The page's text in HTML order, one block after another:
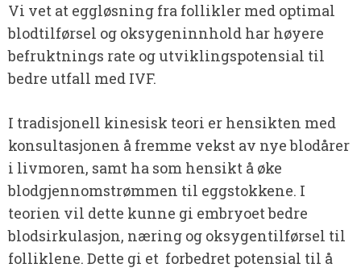
Vi vet at eggløsning fra follikler med optimal
blodtilførsel og oksygeninnhold har høyere
befruktnings rate og utviklingspotensial til
bedre utfall med IVF.
I tradisjonell kinesisk teori er hensikten med
konsultasjonen å fremme vekst av nye blodårer
i livmoren, samt ha som hensikt å øke
blodgjennomstrømmen til eggstokkene. I
teorien vil dette kunne gi embryoet bedre
blodsirkulasjon, næring og oksygentilførsel til
folliklene. Dette gi et forbedret potensial til å